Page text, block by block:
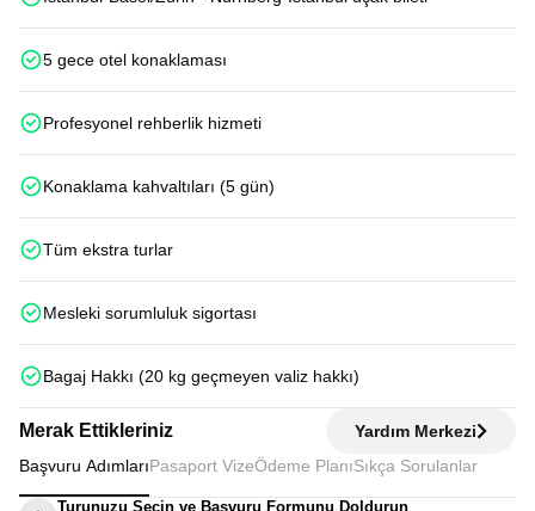
5 gece otel konaklaması
Profesyonel rehberlik hizmeti
Konaklama kahvaltıları (5 gün)
Tüm ekstra turlar
Mesleki sorumluluk sigortası
Bagaj Hakkı (20 kg geçmeyen valiz hakkı)
Merak Ettikleriniz
Yardım Merkezi
Başvuru AdımlarıPasaport VizeÖdeme Planı Sıkça Sorulanlar
Turunuzu Seçin ve Başvuru Formunu Doldurun